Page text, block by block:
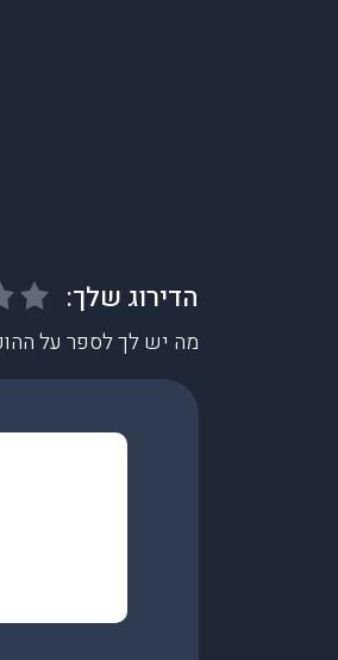
מה יש לך לספר על